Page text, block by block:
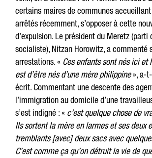
certains maires de communes
arrêtés récemment, s’opposer à cette
d’expulsion. Le président du Meretz (parti
socialiste), Nitzan Horowitz, a commenté
arrestations. « Ces enfants sont nés ici et
est d’être nés d’une mère philippine», a-
écrit. Commentant une descente des
l’immigration au domicile d’une
s’est indigné : « c’est quelque chose de
Ils sortent la mère en larmes et ses deux
tremblants [avec] deux sacs avec
C’est comme ça qu’on détruit la vie de